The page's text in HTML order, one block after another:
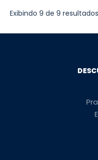
Exibindo 9 de 9